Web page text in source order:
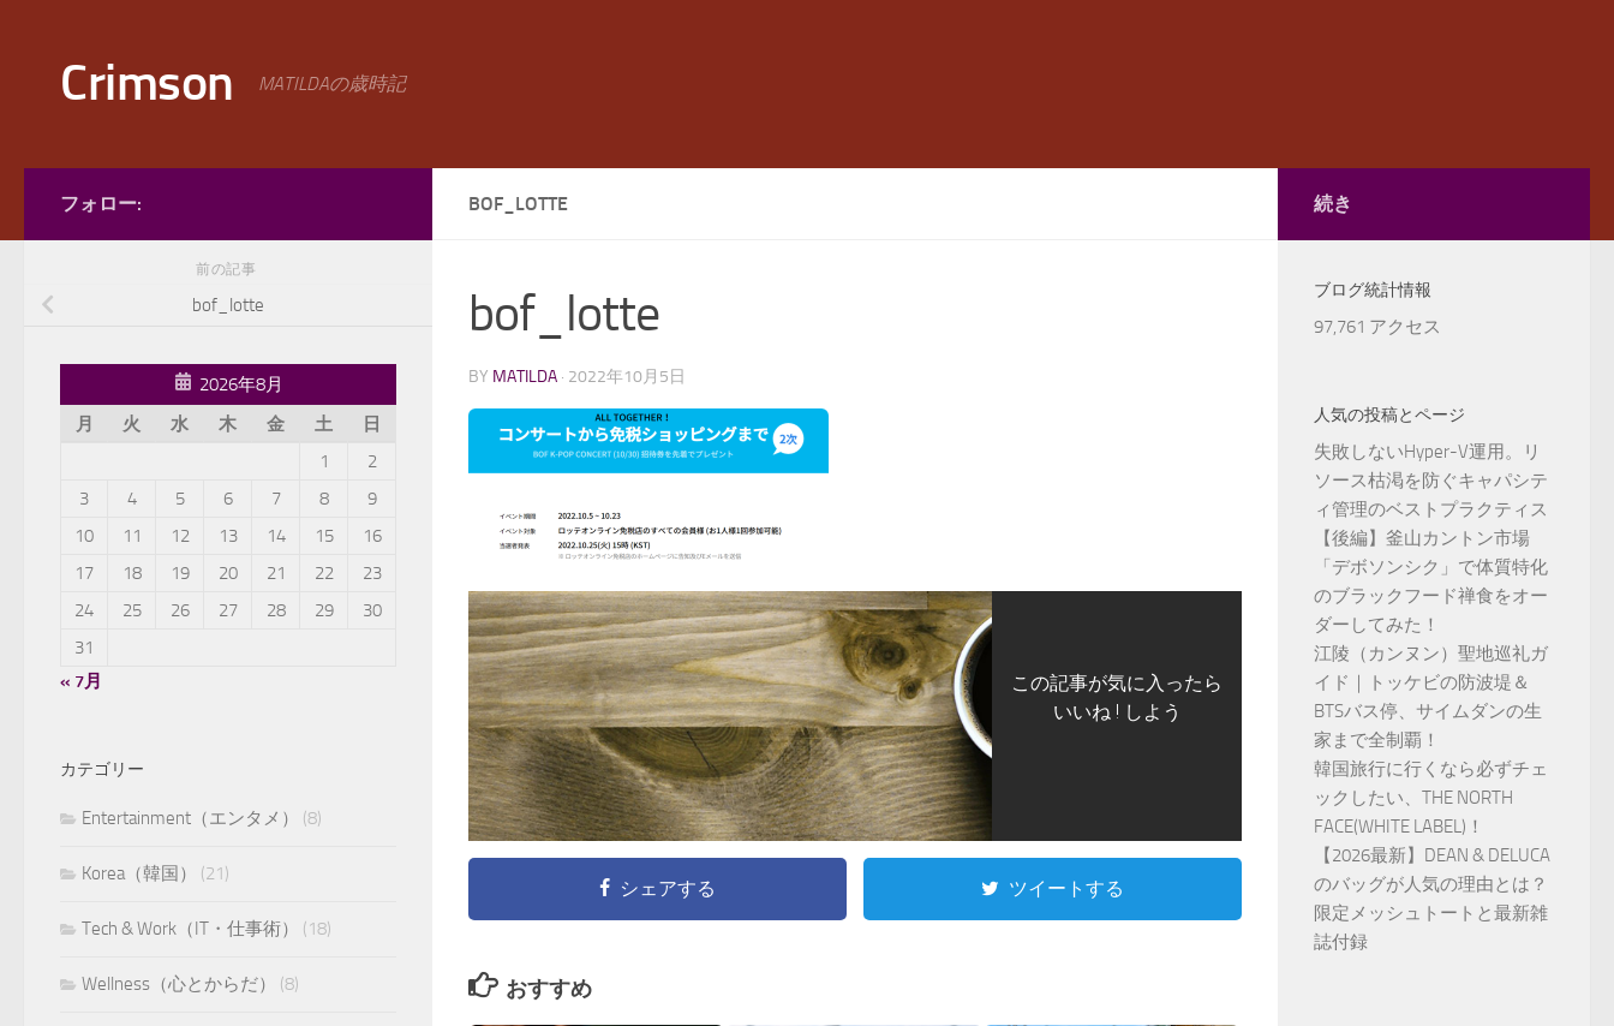
Crimson MATILDAの歳時記
BOF_LOTTE
bof_lotte
BY MATILDA · 2022年10月5日
この記事が気に入ったら
いいね ! しよう
シェアする ツイートする
おすすめ
フォロー:
前の記事
bof_lotte
2026年8月
月
火 水 木 金 土
日
1
2
3
4 5 6 7 8
9
10
11 12 13 14 15
16
17
18 19 20 21 22
23
24
25 26 27 28 29
30
31
« 7月
カテゴリー
Entertainment（エンタメ） (8)
Korea（韓国） (21)
Tech & Work（IT・仕事術） (18)
Wellness（心とからだ） (8)
続き
ブログ統計情報
97,761 アクセス
人気の投稿とページ
失敗しないHyper-V運用。リ
ソース枯渇を防ぐキャパシテ
ィ管理のベストプラクティス
【後編】釜山カントン市場
「デボソンシク」で体質特化
のブラックフード禅食をオー
ダーしてみた！
江陵（カンヌン）聖地巡礼ガ
イド｜トッケビの防波堤＆
BTSバス停、サイムダンの生
家まで全制覇！
韓国旅行に行くなら必ずチェ
ックしたい、THE NORTH
FACE(WHITE LABEL)！
【2026最新】DEAN & DELUCA
のバッグが人気の理由とは？
限定メッシュトートと最新雑
誌付録